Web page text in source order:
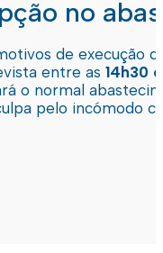
no
de execução
entre as 14h30
o normal
pelo incómodo